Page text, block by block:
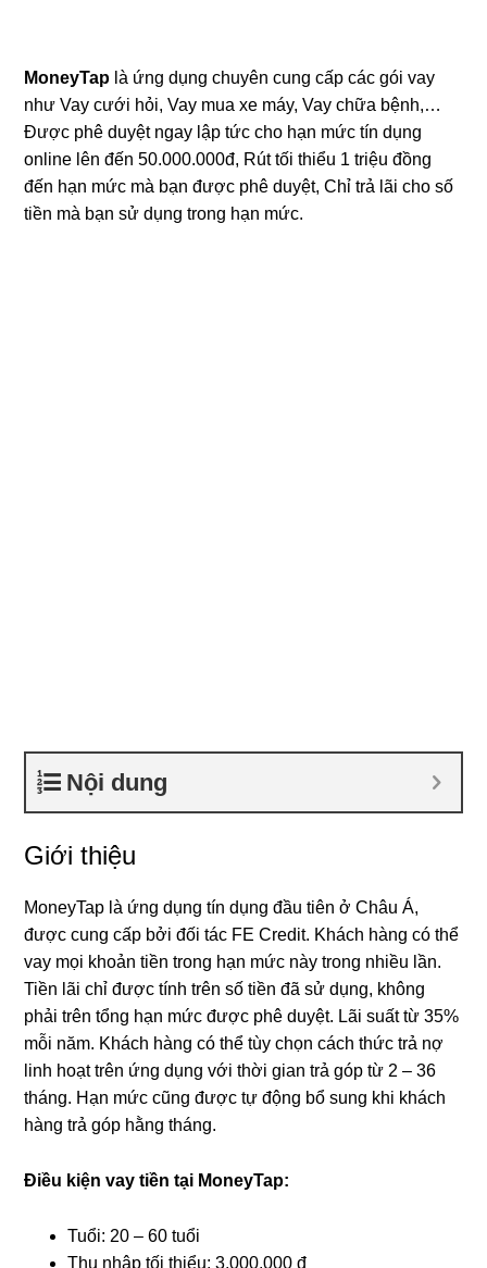
MoneyTap là ứng dụng chuyên cung cấp các gói vay
như Vay cưới hỏi, Vay mua xe máy, Vay chữa bệnh,…
Được phê duyệt ngay lập tức cho hạn mức tín dụng
online lên đến 50.000.000đ, Rút tối thiểu 1 triệu đồng
đến hạn mức mà bạn được phê duyệt, Chỉ trả lãi cho số
tiền mà bạn sử dụng trong hạn mức.
Nội dung
Giới thiệu
MoneyTap là ứng dụng tín dụng đầu tiên ở Châu Á,
được cung cấp bởi đối tác FE Credit. Khách hàng có thể
vay mọi khoản tiền trong hạn mức này trong nhiều lần.
Tiền lãi chỉ được tính trên số tiền đã sử dụng, không
phải trên tổng hạn mức được phê duyệt. Lãi suất từ 35%
mỗi năm. Khách hàng có thể tùy chọn cách thức trả nợ
linh hoạt trên ứng dụng với thời gian trả góp từ 2 – 36
tháng. Hạn mức cũng được tự động bổ sung khi khách
hàng trả góp hằng tháng.
Điều kiện vay tiền tại MoneyTap:
Tuổi: 20 – 60 tuổi
Thu nhập tối thiểu: 3,000,000 đ